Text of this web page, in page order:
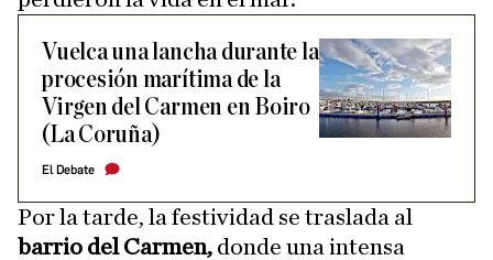
Vuelca una lancha durante la
procesión marítima de la
Virgen del Carmen en Boiro
(La Coruña)
El Debate
Por la tarde, la festividad se traslada al
barrio del Carmen, donde una intensa